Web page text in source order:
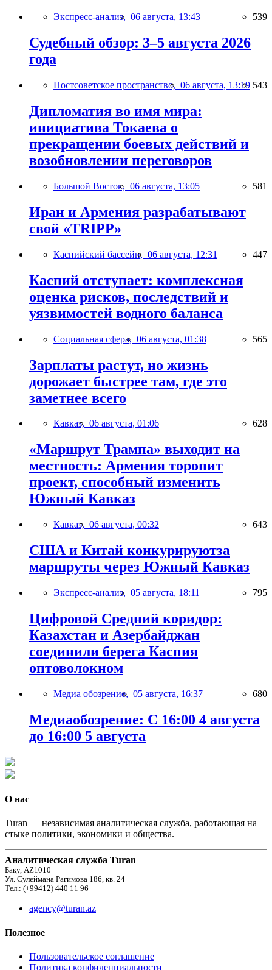
Экспресс-анализ, 06 августа, 13:43 539
Судебный обзор: 3–5 августа 2026
года
Постсоветское пространство, 06 августа, 13:19 543
Дипломатия во имя мира:
инициатива Токаева о
прекращении боевых действий и
возобновлении переговоров
Большой Восток, 06 августа, 13:05 581
Иран и Армения разрабатывают
свой «TRIPP»
Каспийский бассейн, 06 августа, 12:31 447
Каспий отступает: комплексная
оценка рисков, последствий и
уязвимостей водного баланса
Социальная сфера, 06 августа, 01:38 565
Зарплаты растут, но жизнь
дорожает быстрее там, где это
заметнее всего
Кавказ, 06 августа, 01:06 628
«Маршрут Трампа» выходит на
местность: Армения торопит
проект, способный изменить
Южный Кавказ
Кавказ, 06 августа, 00:32 643
США и Китай конкурируютза
маршруты через Южный Кавказ
Экспресс-анализ, 05 августа, 18:11 795
Цифровой Средний коридор:
Казахстан и Азербайджан
соединили берега Каспия
оптоволокном
Медиа обозрение, 05 августа, 16:37 680
Медиаобозрение: С 16:00 4 августа
до 16:00 5 августа
О нас
Turan — независимая аналитическая служба, работающая на
стыке политики, экономики и общества.
Аналитическая служба Turan
Баку, AZ1010
Ул. Сулеймана Рагимова 186, кв. 24
Тел.: (+99412) 440 11 96
agency@turan.az
Полезное
Пользовательское соглашение
Политика конфиденциальности